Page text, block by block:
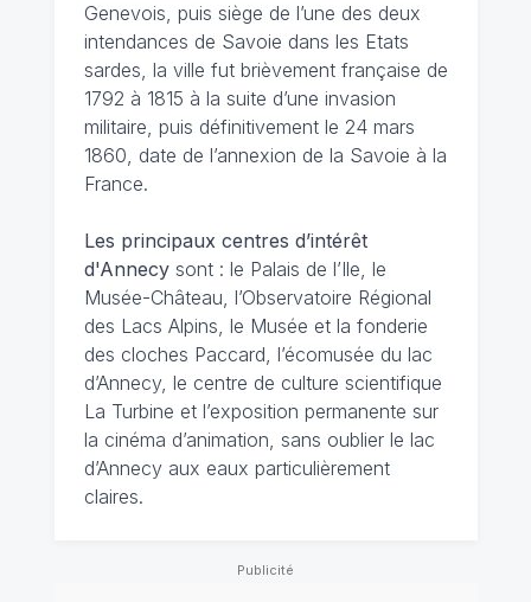
Genevois, puis siège de l’une des deux
intendances de Savoie dans les Etats
sardes, la ville fut brièvement française de
1792 à 1815 à la suite d’une invasion
militaire, puis définitivement le 24 mars
1860, date de l’annexion de la Savoie à la
France.
Les principaux centres d’intérêt
d'Annecysont : le Palais de l’Ile, le
Musée-Château, l’Observatoire Régional
des Lacs Alpins, le Musée et la fonderie
des cloches Paccard, l’écomusée du lac
d’Annecy, le centre de culture scientifique
La Turbine et l’exposition permanente sur
la cinéma d’animation, sans oublier le lac
d’Annecy aux eaux particulièrement
claires.